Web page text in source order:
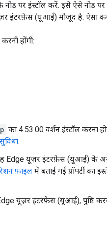
पर इंस्टॉल करें. इसे ऐसे नोड पर
इंटरफ़ेस (यूआई) मौजूद है. ऐसा
होंगी:
का 4.53.00 वर्शन इंस्टॉल करना
.
Edge यूज़र इंटरफ़ेस (यूआई) के
फ़ाइल में बताई गई प्रॉपर्टी का
यूज़र इंटरफ़ेस (यूआई), पुष्टि